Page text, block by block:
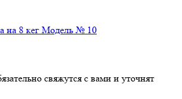
на 8 кег Модель № 10
свяжутся с вами и уточнят